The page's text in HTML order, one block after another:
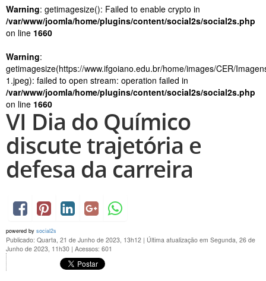
Warning: getimagesize(): Failed to enable crypto in
/var/www/joomla/home/plugins/content/social2s/social2s.php
on line 1660
Warning:
getimagesize(https://www.ifgoiano.edu.br/home/images/CER/
1.jpeg): failed to open stream: operation failed in
/var/www/joomla/home/plugins/content/social2s/social2s.php
on line 1660
VI Dia do Químico
discute trajetória e
defesa da carreira
powered by social2s
Publicado: Quarta, 21 de Junho de 2023, 13h12 | Última atualização em Segunda, 26 de
Junho de 2023, 11h30 | Acessos: 601